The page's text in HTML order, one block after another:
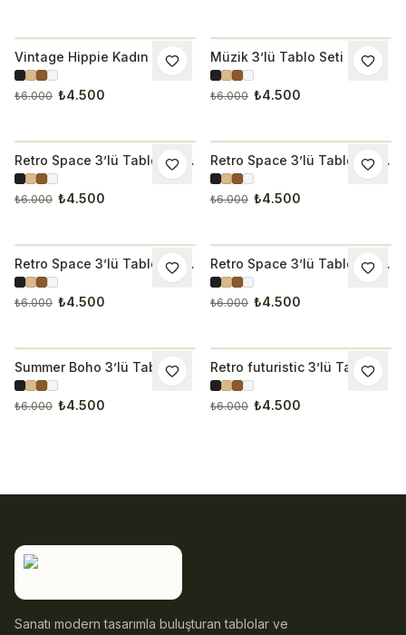
İNDIRIM
Vintage Hippie Kadın 3’lü
Tablo Seti
₺6.000 ₺4.500
İNDIRIM
Müzik 3’lü Tablo Seti
₺6.000 ₺4.500
İNDIRIM
Retro Space 3’lü Tablo Seti
3272
₺6.000 ₺4.500
İNDIRIM
Retro Space 3’lü Tablo Seti
3284
₺6.000 ₺4.500
İNDIRIM
Retro Space 3’lü Tablo Seti
3285
₺6.000 ₺4.500
İNDIRIM
Retro Space 3’lü Tablo Seti
3286
₺6.000 ₺4.500
İNDIRIM
Summer Boho 3’lü Tablo
Seti
₺6.000 ₺4.500
İNDIRIM
Retro futuristic 3’lü Tablo
Seti
₺6.000 ₺4.500
Sanatı modern tasarımla buluşturan tablolar ve